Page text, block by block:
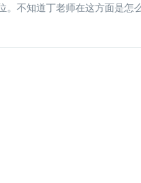
不知道丁老师在这方面是怎